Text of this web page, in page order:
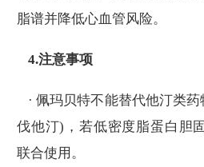
脂谱并降低心血管风险。
4.注意事项
· 佩玛贝特不能替代他汀类
伐他汀)，若低密度脂蛋白胆
联合使用。